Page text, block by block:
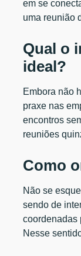
em se
uma reunião
Qual o
ideal?
Embora não
praxe nas
encontros
reuniões
Como
Não se
sendo de
coordenadas
Nesse